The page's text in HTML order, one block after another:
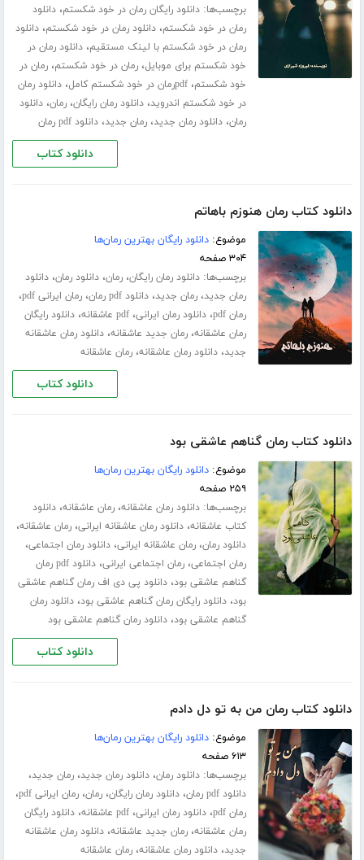
برچسب‌ها:دانلود رایگان رمان در خود شکستم،دانلود
رمان در خود شکستم،دانلود رمان در خود شکستم،دانلود
رمان در خود شکستم با لینک مستقیم،دانلود رمان در
خود شکستم برای موبایل،رمان در خود شکستم،رمان در
خود شکستم،pdfرمان در خود شکستم کامل ،دانلود رمان
در خود شکستم اندروید،دانلود رمان رایگان،رمان،دانلود
رمان،دانلود رمان جدید،رمان جدید،دانلود pdf رمان
دانلود کتاب
دانلود کتاب رمان هنوزم باهاتم
موضوع:دانلود رایگان بهترین رمان‌ها
۳۰۴ صفحه
برچسب‌ها:دانلود رمان رایگان،رمان،دانلود رمان،دانلود
رمان جدید،رمان جدید،دانلود pdf رمان ،رمان ایرانی pdf ،
رمان pdf ،دانلود رمان ایرانی،pdf عاشقانه ،دانلود رایگان
رمان عاشقانه،رمان جدید عاشقانه،دانلود رمان عاشقانه
جدید،دانلود رمان عاشقانه،رمان عاشقانه
دانلود کتاب
دانلود کتاب رمان گناهم عاشقی بود
موضوع:دانلود رایگان بهترین رمان‌ها
۲۵۹ صفحه
برچسب‌ها:دانلود رمان عاشقانه،رمان عاشقانه،دانلود
کتاب عاشقانه،دانلود رمان عاشقانه ایرانی،رمان عاشقانه،
دانلود رمان،رمان عاشقانه ایرانی،دانلود رمان اجتماعی،
رمان اجتماعی،رمان اجتماعی ایرانی،
دانلود pdf رمان
گناهم عاشقی بود،دانلود پی دی اف رمان گناهم عاشقی
بود،دانلود رایگان رمان گناهم عاشقی بود،دانلود رمان
گناهم عاشقی بود،دانلود رمان گناهم عاشقی بود
دانلود کتاب
دانلود کتاب رمان من به تو دل دادم
موضوع:دانلود رایگان بهترین رمان‌ها
۶۱۳ صفحه
برچسب‌ها:دانلود رمان،دانلود رمان جدید،رمان جدید،
دانلود pdf رمان ،دانلود رمان رایگان،رمان،رمان ایرانی pdf ،
رمان pdf ،دانلود رمان ایرانی،pdf عاشقانه ،دانلود رایگان
رمان عاشقانه،رمان جدید عاشقانه،دانلود رمان عاشقانه
جدید،دانلود رمان عاشقانه،رمان عاشقانه